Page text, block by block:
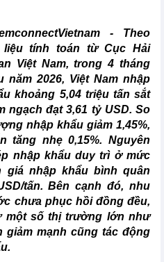
- Theo
liệu tính toán từ Cục Hải
Việt Nam, trong 4 tháng
năm 2026, Việt Nam nhập
khoảng 5,04 triệu tấn sắt
ngạch đạt 3,61 tỷ USD. So
nhập khẩu giảm 1,45%,
tăng nhẹ 0,15%. Nguyên
nhập khẩu duy trì ở mức
nhập khẩu bình quân
tấn. Bên cạnh đó, nhu
chưa phục hồi đồng đều,
một số thị trường lớn như
giảm mạnh cũng tác động